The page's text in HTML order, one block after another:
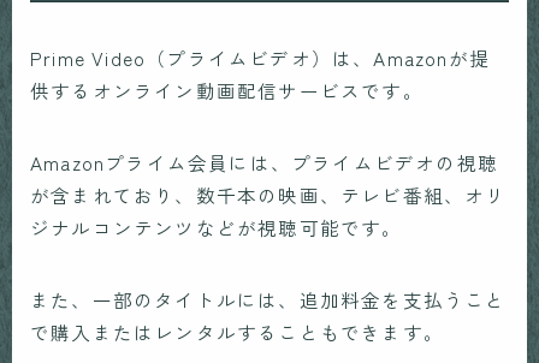
Prime Video（プライムビデオ）は、Amazonが提
供するオンライン動画配信サービスです。
Amazonプライム会員には、プライムビデオの視聴
が含まれており、数千本の映画、テレビ番組、オリ
ジナルコンテンツなどが視聴可能です。
また、一部のタイトルには、追加料金を支払うこと
で購入またはレンタルすることもできます。